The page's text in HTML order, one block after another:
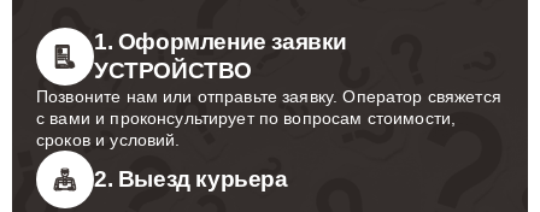
1. Оформление заявки
УСТРОЙСТВО
Позвоните нам или отправьте заявку. Оператор свяжется
с вами и проконсультирует по вопросам стоимости,
сроков и условий.
2. Выезд курьера